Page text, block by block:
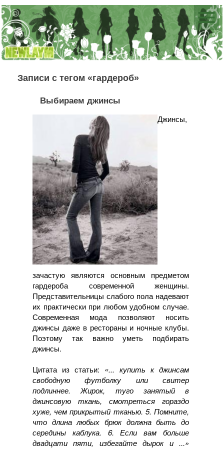
Записи с тегом «гардероб»
Выбираем джинсы
Джинсы,
зачастую являются основным предметом
гардероба современной женщины.
Представительницы слабого пола надевают
их практически при любом удобном случае.
Современная мода позволяют носить
джинсы даже в рестораны и ночные клубы.
Поэтому так важно уметь подбирать
джинсы.
Цитата из статьи: «... купить к джинсам
свободную футболку или свитер
подлиннее. Жирок, туго занятый в
джинсовую ткань, смотреться гораздо
хуже, чем прикрытый тканью. 5. Помните,
что длина любых брюк должна быть до
середины каблука. 6. Если вам больше
двадцати пяти, избегайте дырок и ...»